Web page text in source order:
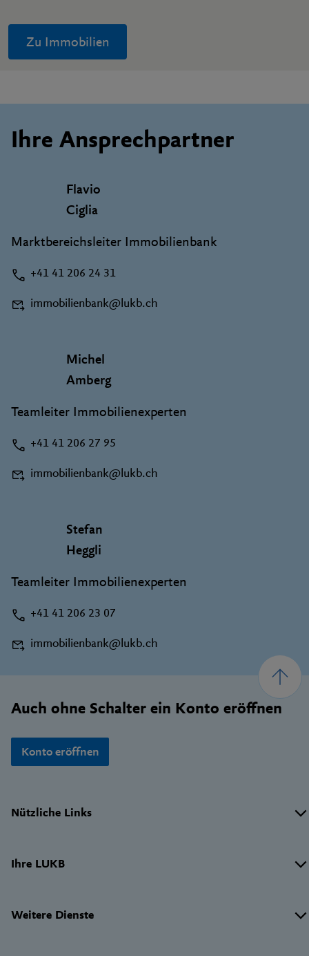
Zu Immobilien
Ihre Ansprechpartner
Flavio
Ciglia
Marktbereichsleiter Immobilienbank
+41 41 206 24 31
immobilienbank@lukb.ch
Michel
Amberg
Teamleiter Immobilienexperten
+41 41 206 27 95
immobilienbank@lukb.ch
Stefan
Heggli
Teamleiter Immobilienexperten
+41 41 206 23 07
immobilienbank@lukb.ch
Auch ohne Schalter ein Konto eröffnen
Konto eröffnen
Nützliche Links
Ihre LUKB
Weitere Dienste